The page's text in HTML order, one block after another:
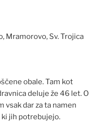
Mramorovo, Sv. Trojica
obale. Tam kot
deluje že 46 let. O
vsak dar za ta namen
ki jih potrebujejo.